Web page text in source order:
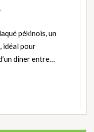
pékinois, un
idéal pour
dîner entre…